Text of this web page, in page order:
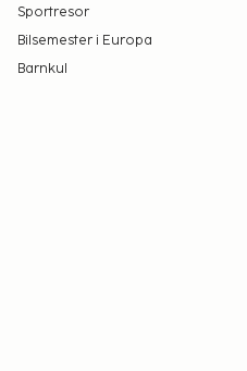
Sportresor
Bilsemester i Europa
Barnkul